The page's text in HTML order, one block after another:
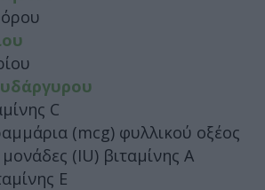
C
(mcg) φυλλικού οξέος
μονάδες (IU) βιταμίνης Α
Ε